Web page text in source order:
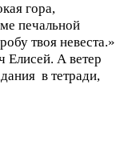
гора,
печальной
твоя невеста.»
Елисей. А ветер
в тетради,